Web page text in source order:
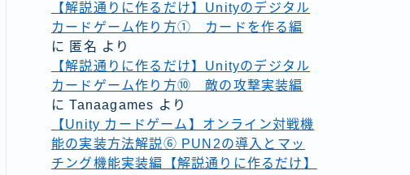
【解説通りに作るだけ】Unityのデジタル
カードゲーム作り方① カードを作る編
に 匿名 より
【解説通りに作るだけ】Unityのデジタル
カードゲーム作り方⑩ 敵の攻撃実装編
にTanaagames より
【Unity カードゲーム】オンライン対戦機
能の実装方法解説⑥ PUN2の導入とマッ
チング機能実装編【解説通りに作るだけ】